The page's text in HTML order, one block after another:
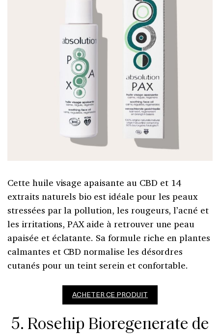
Cette huile visage apaisante au CBD et 14
extraits naturels bio est idéale pour les peaux
stressées par la pollution, les rougeurs, l’acné et
les irritations, PAX aide à retrouver une peau
apaisée et éclatante. Sa formule riche en plantes
calmantes et CBD normalise les désordres
cutanés pour un teint serein et confortable.
ACHETER CE PRODUIT
5. Rosehip Bioregenerate de